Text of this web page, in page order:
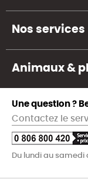
Nos services
Animaux &
Une question ?
Contactez le
Du lundi au samedi